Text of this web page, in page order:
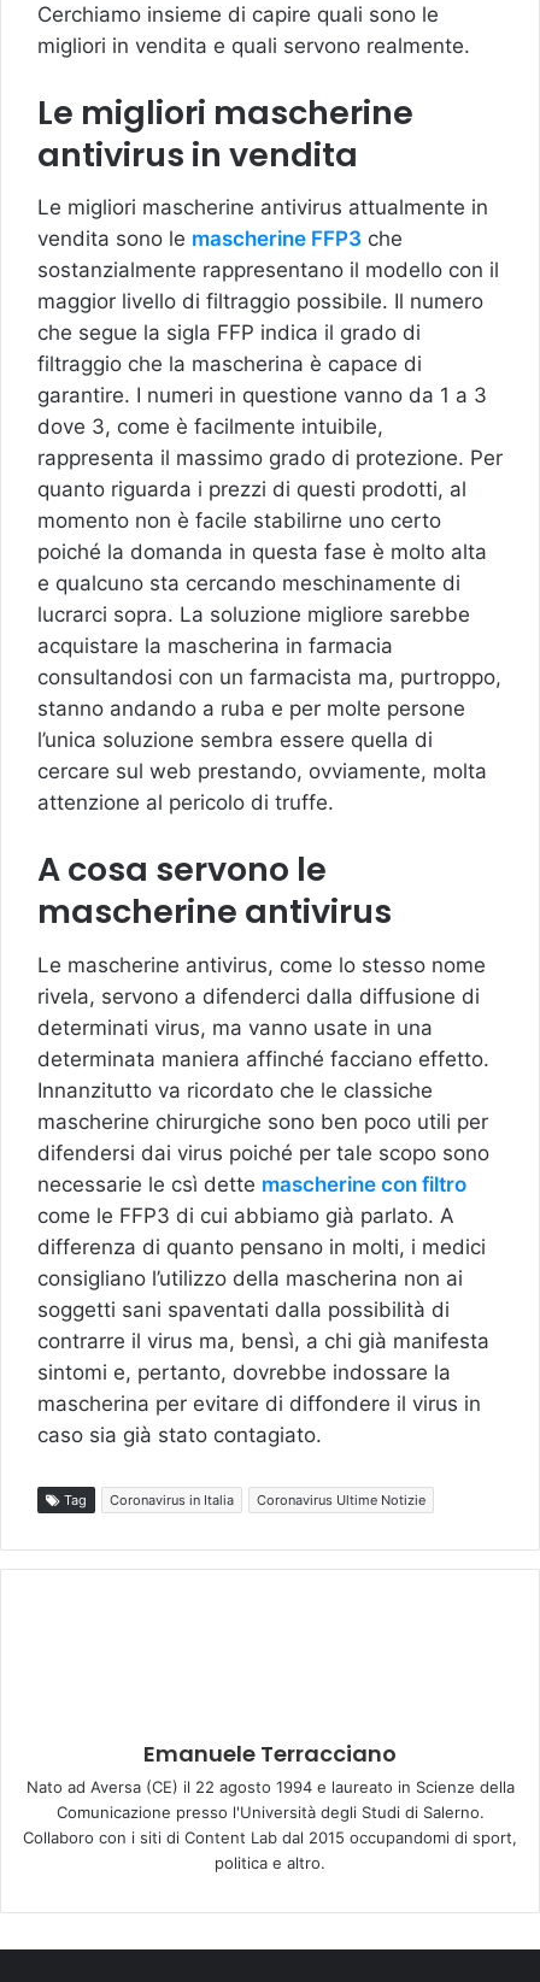
Cerchiamo insieme di capire quali sono le
migliori in vendita e quali servono realmente.
Le migliori mascherine
antivirus in vendita
Le migliori mascherine antivirus attualmente in
vendita sono le mascherine FFP3 che
sostanzialmente rappresentano il modello con il
maggior livello di filtraggio possibile. Il numero
che segue la sigla FFP indica il grado di
filtraggio che la mascherina è capace di
garantire. I numeri in questione vanno da 1 a 3
dove 3, come è facilmente intuibile,
rappresenta il massimo grado di protezione. Per
quanto riguarda i prezzi di questi prodotti, al
momento non è facile stabilirne uno certo
poiché la domanda in questa fase è molto alta
e qualcuno sta cercando meschinamente di
lucrarci sopra. La soluzione migliore sarebbe
acquistare la mascherina in farmacia
consultandosi con un farmacista ma, purtroppo,
stanno andando a ruba e per molte persone
l’unica soluzione sembra essere quella di
cercare sul web prestando, ovviamente, molta
attenzione al pericolo di truffe.
A cosa servono le
mascherine antivirus
Le mascherine antivirus, come lo stesso nome
rivela, servono a difenderci dalla diffusione di
determinati virus, ma vanno usate in una
determinata maniera affinché facciano effetto.
Innanzitutto va ricordato che le classiche
mascherine chirurgiche sono ben poco utili per
difendersi dai virus poiché per tale scopo sono
necessarie le csì dette mascherine con filtro
come le FFP3 di cui abbiamo già parlato. A
differenza di quanto pensano in molti, i medici
consigliano l’utilizzo della mascherina non ai
soggetti sani spaventati dalla possibilità di
contrarre il virus ma, bensì, a chi già manifesta
sintomi e, pertanto, dovrebbe indossare la
mascherina per evitare di diffondere il virus in
caso sia già stato contagiato.
Tag Coronavirus in Italia Coronavirus Ultime Notizie
Emanuele Terracciano
Nato ad Aversa (CE) il 22 agosto 1994 e laureato in Scienze della
Comunicazione presso l'Università degli Studi di Salerno.
Collaboro con i siti di Content Lab dal 2015 occupandomi di sport,
politica e altro.